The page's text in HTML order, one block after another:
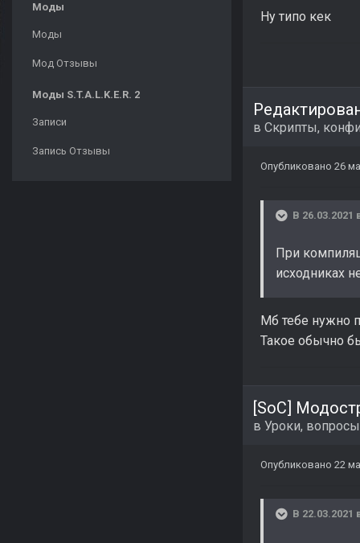
Моды
Моды
Мод Отзывы
Моды S.T.A.L.K.E.R. 2
Записи
Запись Отзывы
Ну типо кек
в Скрипты,
Опубликовано 26
В 26.03.2021
При
исходниках
Мб тебе нужно
Такое обычно
[SoC]
в Уроки,
Опубликовано 22
В 22.03.2021